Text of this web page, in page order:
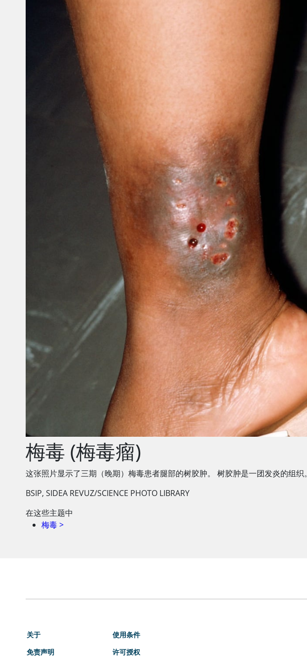
梅毒 (梅毒瘤)
这张照片显示了三期（晚期）梅毒患者腿部的树胶肿。 树胶肿是一团发炎的组织。
BSIP, SIDEA REVUZ/SCIENCE PHOTO LIBRARY
在这些主题中
梅毒>
关于
免责声明
使用条件
许可授权